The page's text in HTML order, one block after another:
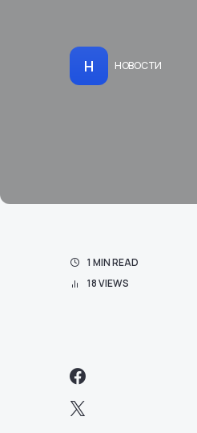
Н НОВОСТИ
1 MIN READ
18 VIEWS